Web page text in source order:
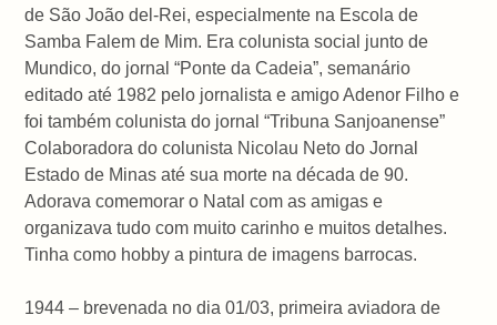
de São João del-Rei, especialmente na Escola de
Samba Falem de Mim. Era colunista social junto de
Mundico, do jornal “Ponte da Cadeia”, semanário
editado até 1982 pelo jornalista e amigo Adenor Filho e
foi também colunista do jornal “Tribuna Sanjoanense”
Colaboradora do colunista Nicolau Neto do Jornal
Estado de Minas até sua morte na década de 90.
Adorava comemorar o Natal com as amigas e
organizava tudo com muito carinho e muitos detalhes.
Tinha como hobby a pintura de imagens barrocas.
1944 – brevenada no dia 01/03, primeira aviadora de